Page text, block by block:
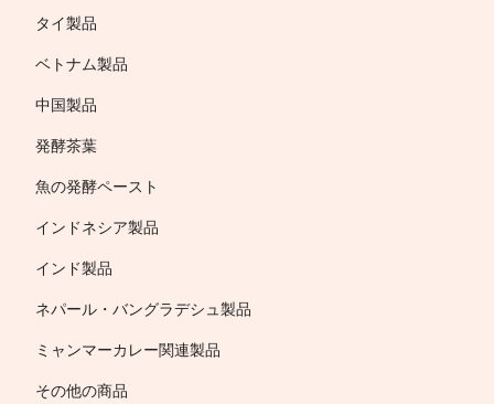
タイ製品
ベトナム製品
中国製品
発酵茶葉
魚の発酵ペースト
インドネシア製品
インド製品
ネパール・バングラデシュ製品
ミャンマーカレー関連製品
その他の商品